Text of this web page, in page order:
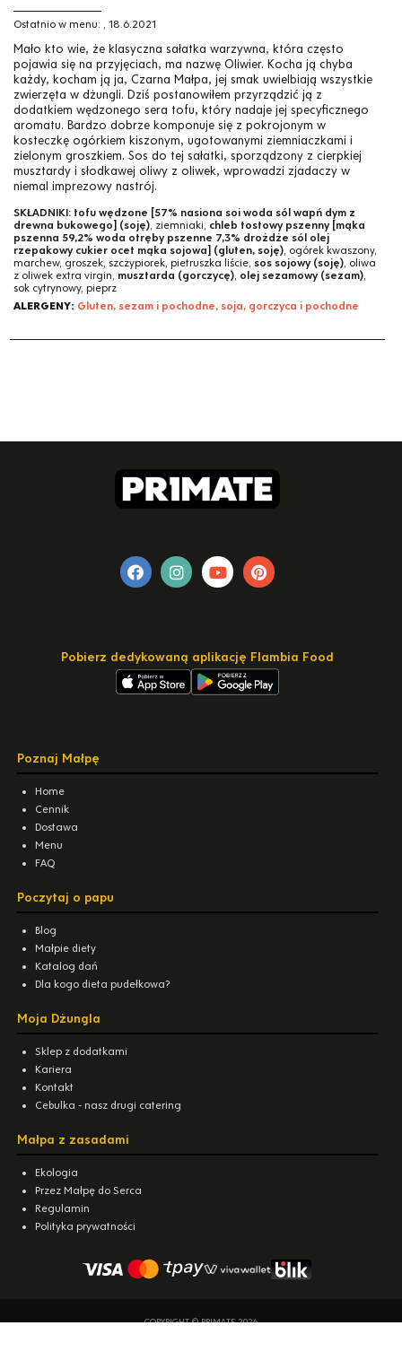
Ostatnio w menu: , 18.6.2021
Mało kto wie, że klasyczna sałatka warzywna, która często
pojawia się na przyjęciach, ma nazwę Oliwier. Kocha ją chyba
każdy, kocham ją ja, Czarna Małpa, jej smak uwielbiają wszystkie
zwierzęta w dżungli. Dziś postanowiłem przyrządzić ją z
dodatkiem wędzonego sera tofu, który nadaje jej specyficznego
aromatu. Bardzo dobrze komponuje się z pokrojonym w
kosteczkę ogórkiem kiszonym, ugotowanymi ziemniaczkami i
zielonym groszkiem. Sos do tej sałatki, sporządzony z cierpkiej
musztardy i słodkawej oliwy z oliwek, wprowadzi zjadaczy w
niemal imprezowy nastrój.
SKŁADNIKI: tofu wędzone [57% nasiona soi woda sól wapń dym z
drewna bukowego] (soję), ziemniaki, chleb tostowy pszenny [mąka
pszenna 59,2% woda otręby pszenne 7,3% drożdże sól olej
rzepakowy cukier ocet mąka sojowa] (gluten, soję), ogórek kwaszony,
marchew, groszek, szczypiorek, pietruszka liście, sos sojowy (soję), oliwa
z oliwek extra virgin, musztarda (gorczycę), olej sezamowy (sezam),
sok cytrynowy, pieprz
ALERGENY: Gluten, sezam i pochodne, soja, gorczyca i pochodne
Pobierz dedykowaną aplikację Flambia Food
Poznaj Małpę
Home
Cennik
Dostawa
Menu
FAQ
Poczytaj o papu
Blog
Małpie diety
Katalog dań
Dla kogo dieta pudełkowa?
Moja Dżungla
Sklep z dodatkami
Kariera
Kontakt
Cebulka - nasz drugi catering
Małpa z zasadami
Ekologia
Przez Małpę do Serca
Regulamin
Polityka prywatności
COPYRIGHT © PRIMATE 2026